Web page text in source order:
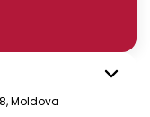
Moldova